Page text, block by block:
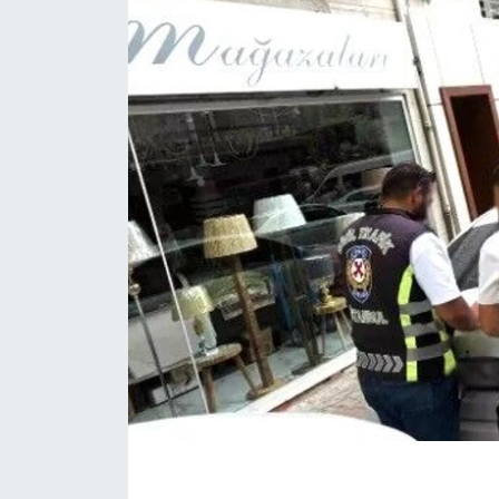
KÖŞE YAZILARI
KÖŞE YAZILARI (Arşiv)
KÜLTÜR SANAT
MAGAZİN
RÖPORTAJ
SAĞLIK
SARIYER HABERLERİ